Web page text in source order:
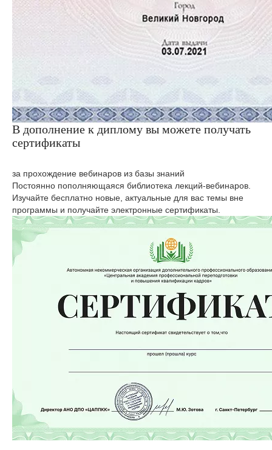
В дополнение к диплому вы можете получать
сертификаты
за прохождение вебинаров из базы знаний
Постоянно пополняющаяся библиотека лекций-вебинаров.
Изучайте бесплатно новые, актуальные для вас темы вне
программы и получайте электронные сертификаты.